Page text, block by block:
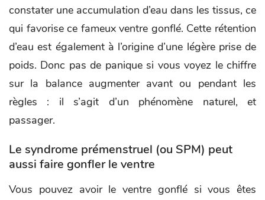
constater une accumulation d’eau dans les tissus, ce
qui favorise ce fameux ventre gonflé. Cette rétention
d’eau est également à l’origine d’une légère prise de
poids. Donc pas de panique si vous voyez le chiffre
sur la balance augmenter avant ou pendant les
règles : il s’agit d’un phénomène naturel, et
passager.
Le syndrome prémenstruel (ou SPM) peut
aussi faire gonfler le ventre
Vous pouvez avoir le ventre gonflé si vous êtes